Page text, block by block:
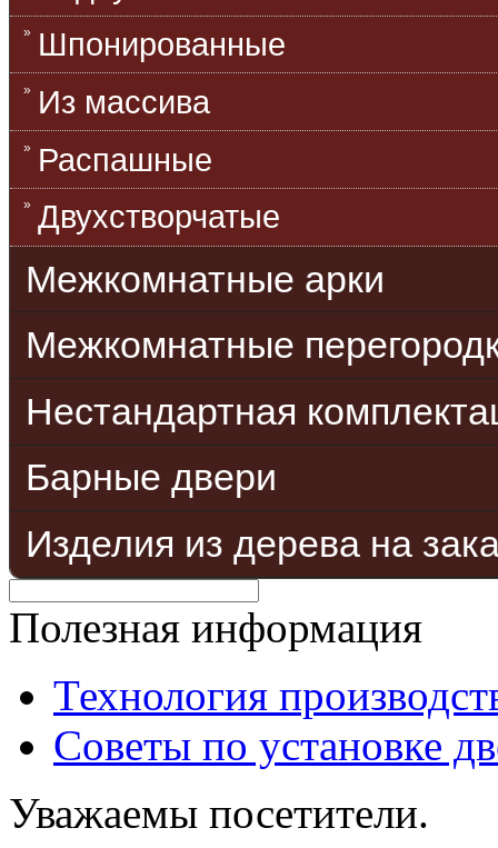
Шпонированные
Из массива
Распашные
Двухстворчатые
Межкомнатные арки
Межкомнатные
Нестандартная
Барные двери
Изделия из дерева на
Полезная информация
Технология
Советы по установке
Уважаемы посетители.